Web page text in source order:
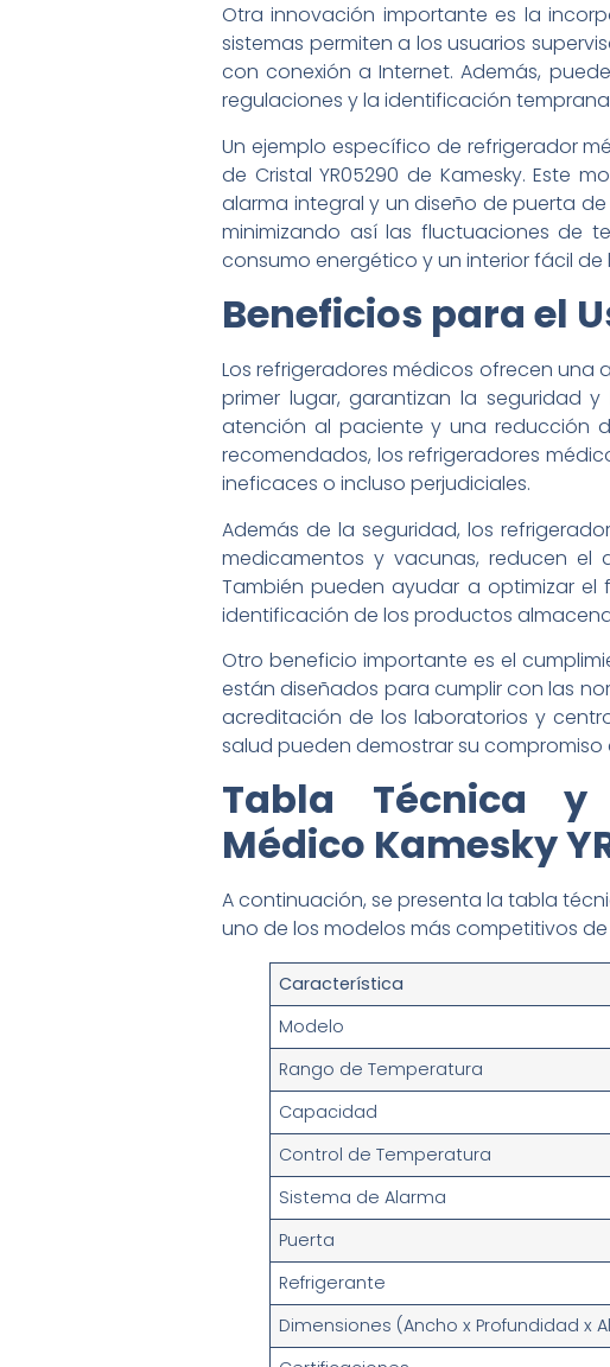
Otra innovación importante es la
sistemas permiten a los usuarios
con conexión a Internet. Además,
regulaciones y la identificación
Un ejemplo específico de refrigerador
de Cristal YR05290 de Kamesky. Este
alarma integral y un diseño de puerta
minimizando así las fluctuaciones de
consumo energético y un interior fácil de
Beneficios para el
Los refrigeradores médicos ofrecen una
primer lugar, garantizan la seguridad
atención al paciente y una reducción
recomendados, los refrigeradores
ineficaces o incluso perjudiciales.
Además de la seguridad, los
medicamentos y vacunas, reducen
También pueden ayudar a optimizar
identificación de los productos
Otro beneficio importante es el
están diseñados para cumplir con las
acreditación de los laboratorios y
salud pueden demostrar su
Tabla Técnica y
Médico Kamesky
A continuación, se presenta la tabla
uno de los modelos más competitivos
Característica
Modelo
Rango de Temperatura
Capacidad
Control de Temperatura
Sistema de Alarma
Puerta
Refrigerante
Dimensiones (Ancho x Profundidad x